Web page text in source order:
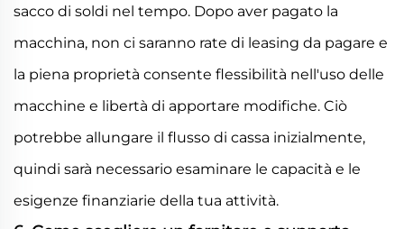
sacco di soldi nel tempo. Dopo aver pagato la
macchina, non ci saranno rate di leasing da pagare e
la piena proprietà consente flessibilità nell'uso delle
macchine e libertà di apportare modifiche. Ciò
potrebbe allungare il flusso di cassa inizialmente,
quindi sarà necessario esaminare le capacità e le
esigenze finanziarie della tua attività.